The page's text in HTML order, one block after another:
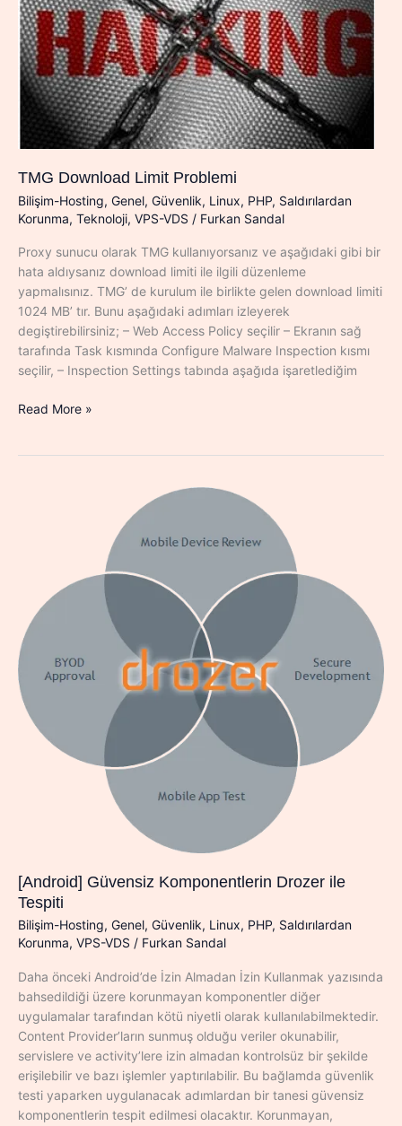
Erişim
TMG Download Limit Problemi
Bilişim-Hosting, Genel, Güvenlik, Linux, PHP, Saldırılardan
Korunma, Teknoloji, VPS-VDS / Furkan Sandal
Proxy sunucu olarak TMG kullanıyorsanız ve aşağıdaki gibi bir
hata aldıysanız download limiti ile ilgili düzenleme
yapmalısınız. TMG’ de kurulum ile birlikte gelen download limiti
1024 MB’ tır. Bunu aşağıdaki adımları izleyerek
degiştirebilirsiniz; – Web Access Policy seçilir – Ekranın sağ
tarafında Task kısmında Configure Malware Inspection kısmı
seçilir, – Inspection Settings tabında aşağıda işaretlediğim
TMG
Read More »
[Android] Güvensiz Komponentlerin Drozer ile
Tespiti
Bilişim-Hosting, Genel, Güvenlik, Linux, PHP, Saldırılardan
Korunma, VPS-VDS / Furkan Sandal
Daha önceki Android’de İzin Almadan İzin Kullanmak yazısında
bahsedildiği üzere korunmayan komponentler diğer
uygulamalar tarafından kötü niyetli olarak kullanılabilmektedir.
Content Provider’ların sunmuş olduğu veriler okunabilir,
servislere ve activity’lere izin almadan kontrolsüz bir şekilde
erişilebilir ve bazı işlemler yaptırılabilir. Bu bağlamda güvenlik
testi yaparken uygulanacak adımlardan bir tanesi güvensiz
komponentlerin tespit edilmesi olacaktır. Korunmayan,